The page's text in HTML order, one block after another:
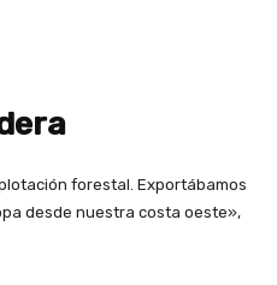
forestal. Exportábamos
desde nuestra costa oeste»,